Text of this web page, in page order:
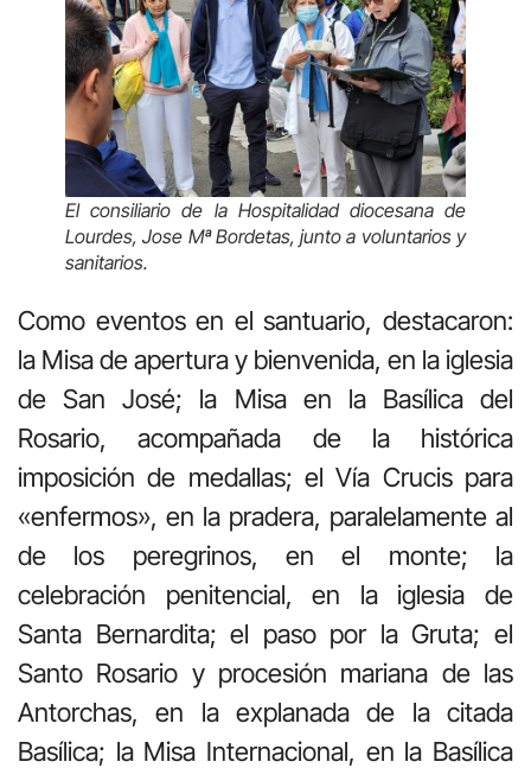
El consiliario de la Hospitalidad diocesana de
Lourdes, Jose Mª Bordetas, junto a voluntarios y
sanitarios.
Como eventos en el santuario, destacaron:
la Misa de apertura y bienvenida, en la iglesia
de San José; la Misa en la Basílica del
Rosario, acompañada de la histórica
imposición de medallas; el Vía Crucis para
«enfermos», en la pradera, paralelamente al
de los peregrinos, en el monte; la
celebración penitencial, en la iglesia de
Santa Bernardita; el paso por la Gruta; el
Santo Rosario y procesión mariana de las
Antorchas, en la explanada de la citada
Basílica; la Misa Internacional, en la Basílica